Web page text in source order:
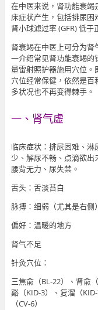
在中医来说，肾功能衰
床症状产生，包括排尿
肾小球滤过率 (GFR) 低于
肾衰竭在中医上可分为
一介绍常见肾功能衰竭
量雷射照护器施用穴位
穴位经常保健，依然是
多状况也不再变得棘手。
一、肾气虚
临床症状：排尿困难、
少、解尿不畅、点滴欲出
腰背无力、尿失禁。
舌头：舌淡苔白
脉搏：细弱（尤其是右侧）
偏好：温暖的地方
肾气不足
针灸穴位：
三焦兪（BL-22）、肾兪
谿（KID-3）、复溜（
（CV-6）